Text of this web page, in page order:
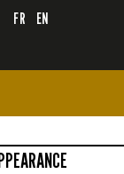
FR EN